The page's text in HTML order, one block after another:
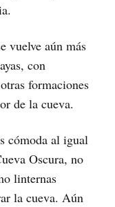
vuelve aún más
con
formaciones
de la cueva.
cómoda al igual
Oscura, no
linternas
la cueva. Aún